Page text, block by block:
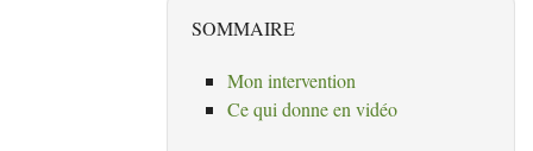
SOMMAIRE
Mon intervention
Ce qui donne en vidéo